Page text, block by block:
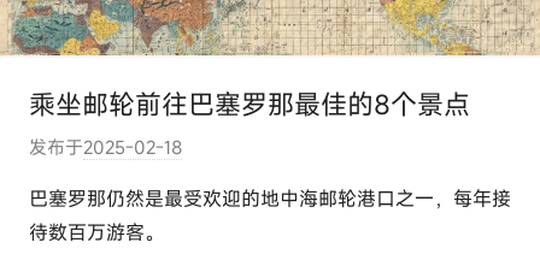
乘坐邮轮前往巴塞罗那最佳的8个景点
发布于2025-02-18
:
巴塞罗那仍然是最受欢迎的地中海邮轮港口之一，每年接
待数百万游客。